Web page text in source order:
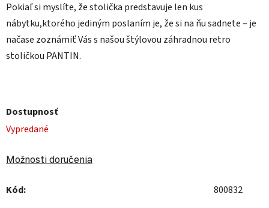
Pokiaľ si myslíte, že stolička predstavuje len kus
nábytku,ktorého jediným poslaním je, že si na ňu sadnete – je
načase zoznámiť Vás s našou štýlovou záhradnou retro
stoličkou PANTIN.
Dostupnosť
Vypredané
Možnosti doručenia
Kód: 800832